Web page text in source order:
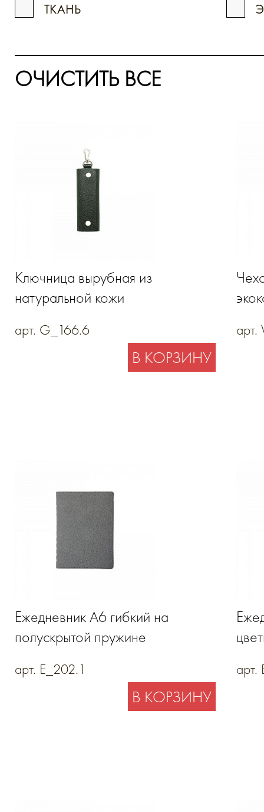
ТКАНЬ
ОЧИСТИТЬ ВСЕ
Ключница вырубная из
натуральной кожи
арт. G_166.6
В КОРЗИНУ
арт.
Ежедневник А6 гибкий на
полускрытой пружине
арт. E_202.1
В КОРЗИНУ
арт.